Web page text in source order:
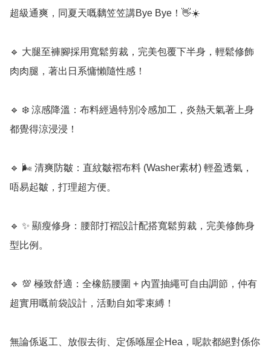
超級通爽，同夏天嘅黐笠笠講Bye Bye！👋☀️
🔹 大腿至褲腳採用寬鬆剪裁，完美包覆下半身，輕鬆修飾
肉肉腿，著出日系慵懶隨性感！
🔹 ❄️ 涼感降溫：布料經過特別冷感加工，炎熱天氣著上身
都覺得涼浸浸！
🔹 🌬️ 清爽防皺：直紋皺褶布料 (Washer素材) 輕盈透氣，
唔易起皺，打理超方便。
🔹 ✨ 顯瘦修身：腰部打褶設計配搭寬鬆剪裁，完美修飾身
型比例。
🔹 💯 極致舒適：全橡筋腰圍 + 內置抽繩可自由調節，仲有
超實用嘅前袋設計，活動自如零束縛！
無論係返工、放假去街、定係喺屋企Hea，呢款都絕對係你